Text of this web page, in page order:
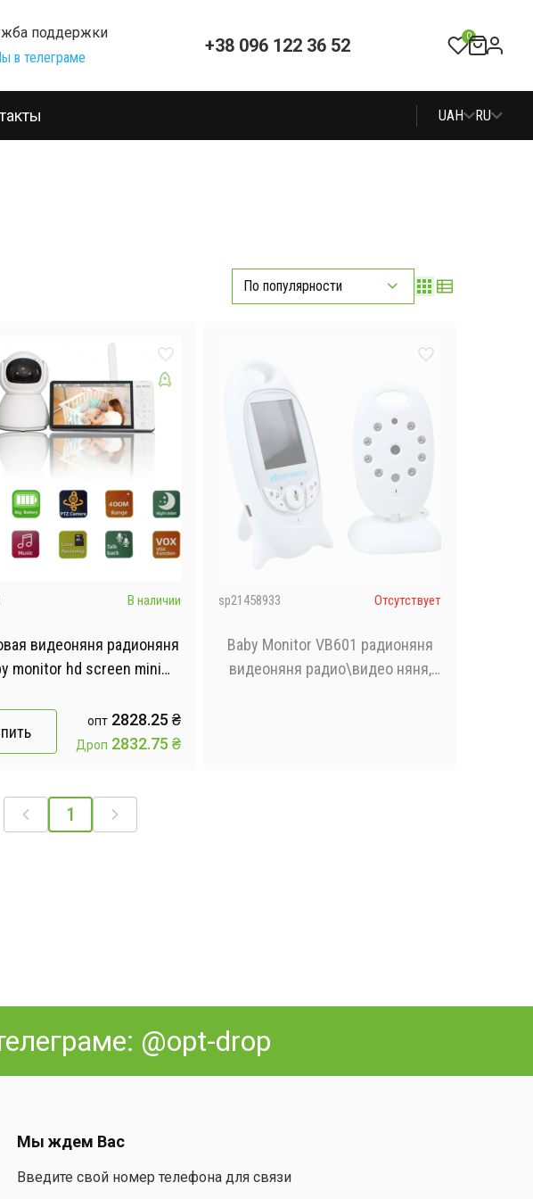
поддержки
в телеграме
+38 096 122 36 52 0
UAH RU
По популярности
В наличии
видеоняня радионяня
monitor hd screen mini
опт 2828.25 ₴
Дроп 2832.75 ₴
sp21458933 Отсутствует
Baby Monitor VB601 радионяня
видеоняня радио\видео няня,
1
@opt-drop
Мы ждем Вас
Введите свой номер телефона для связи